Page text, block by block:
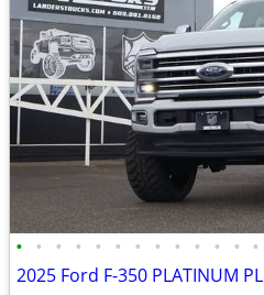
• • • • • • • • • • • • •